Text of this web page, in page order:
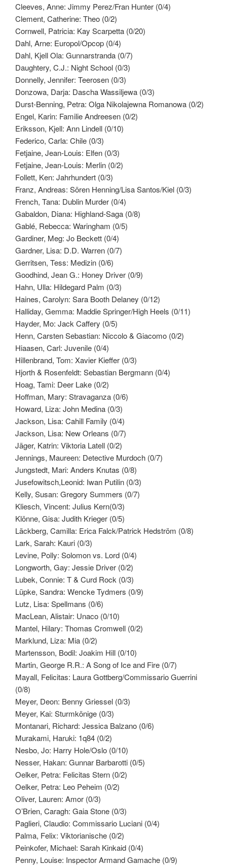
Cleeves, Anne: Jimmy Perez/Fran Hunter (0/4)
Clement, Catherine: Theo (0/2)
Cornwell, Patricia: Kay Scarpetta (0/20)
Dahl, Arne: Europol/Opcop (0/4)
Dahl, Kjell Ola: Gunnarstranda (0/7)
Daughtery, C.J.: Night School (0/3)
Donnelly, Jennifer: Teerosen (0/3)
Donzowa, Darja: Dascha Wassiljewa (0/3)
Durst-Benning, Petra: Olga Nikolajewna Romanowa (0/2)
Engel, Karin: Familie Andreesen (0/2)
Eriksson, Kjell: Ann Lindell (0/10)
Federico, Carla: Chile (0/3)
Fetjaine, Jean-Louis: Elfen (0/3)
Fetjaine, Jean-Louis: Merlin (0/2)
Follett, Ken: Jahrhundert (0/3)
Franz, Andreas: Sören Henning/Lisa Santos/Kiel (0/3)
French, Tana: Dublin Murder (0/4)
Gabaldon, Diana: Highland-Saga (0/8)
Gablé, Rebecca: Waringham (0/5)
Gardiner, Meg: Jo Beckett (0/4)
Gardner, Lisa: D.D. Warren (0/7)
Gerritsen, Tess: Medizin (0/6)
Goodhind, Jean G.: Honey Driver (0/9)
Hahn, Ulla: Hildegard Palm (0/3)
Haines, Carolyn: Sara Booth Delaney (0/12)
Halliday, Gemma: Maddie Springer/High Heels (0/11)
Hayder, Mo: Jack Caffery (0/5)
Henn, Carsten Sebastian: Niccolo & Giacomo (0/2)
Hiaasen, Carl: Juvenile (0/4)
Hillenbrand, Tom: Xavier Kieffer (0/3)
Hjorth & Rosenfeldt: Sebastian Bergmann (0/4)
Hoag, Tami: Deer Lake (0/2)
Hoffman, Mary: Stravaganza (0/6)
Howard, Liza: John Medina (0/3)
Jackson, Lisa: Cahill Family (0/4)
Jackson, Lisa: New Orleans (0/7)
Jäger, Katrin: Viktoria Latell (0/2)
Jennings, Maureen: Detective Murdoch (0/7)
Jungstedt, Mari: Anders Knutas (0/8)
Jusefowitsch,Leonid: Iwan Putilin (0/3)
Kelly, Susan: Gregory Summers (0/7)
Kliesch, Vincent: Julius Kern(0/3)
Klönne, Gisa: Judith Krieger (0/5)
Läckberg, Camilla: Erica Falck/Patrick Hedström (0/8)
Lark, Sarah: Kauri (0/3)
Levine, Polly: Solomon vs. Lord (0/4)
Longworth, Gay: Jessie Driver (0/2)
Lubek, Connie: T & Curd Rock (0/3)
Lüpke, Sandra: Wencke Tydmers (0/9)
Lutz, Lisa: Spellmans (0/6)
MacLean, Alistair: Unaco (0/10)
Mantel, Hilary: Thomas Cromwell (0/2)
Marklund, Liza: Mia (0/2)
Martensson, Bodil: Joakim Hill (0/10)
Martin, George R.R.: A Song of Ice and Fire (0/7)
Mayall, Felicitas: Laura Gottberg/Commissario Guerrini
(0/8)
Meyer, Deon: Benny Griessel (0/3)
Meyer, Kai: Sturmkönige (0/3)
Montanari, Richard: Jessica Balzano (0/6)
Murakami, Haruki: 1q84 (0/2)
Nesbo, Jo: Harry Hole/Oslo (0/10)
Nesser, Hakan: Gunnar Barbarotti (0/5)
Oelker, Petra: Felicitas Stern (0/2)
Oelker, Petra: Leo Peheim (0/2)
Oliver, Lauren: Amor (0/3)
O’Brien, Caragh: Gaia Stone (0/3)
Paglieri, Claudio: Commissario Luciani (0/4)
Palma, Felix: Viktorianische (0/2)
Peinkofer, Michael: Sarah Kinkaid (0/4)
Penny, Louise: Inspector Armand Gamache (0/9)